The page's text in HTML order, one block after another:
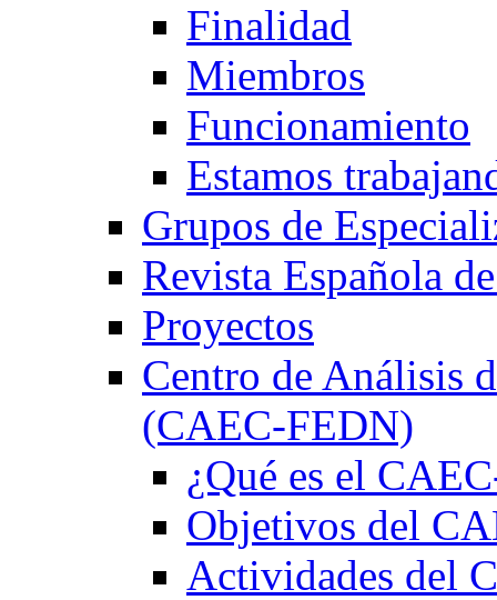
Finalidad
Miembros
Funcionamiento
Estamos
Grupos de
Revista Española
Proyectos
Centro de Análisis
(CAEC-FEDN)
¿Qué es el
Objetivos del
Actividades del